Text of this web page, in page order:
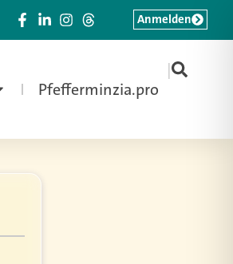
Pfefferminzia.pro
|
Anmelden